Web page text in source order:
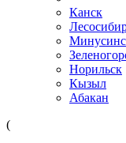
Канск
Норильск
Кызыл
Абакан
(